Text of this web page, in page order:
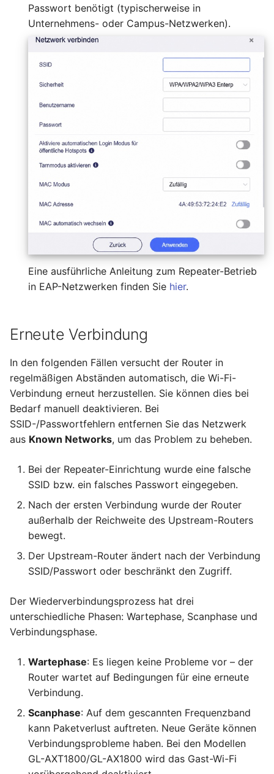
Passwort benötigt (typischerweise in
Unternehmens- oder Campus-Netzwerken).
Eine ausführliche Anleitung zum Repeater-Betrieb
in EAP-Netzwerken finden Sie hier.
Erneute Verbindung
In den folgenden Fällen versucht der Router in
regelmäßigen Abständen automatisch, die Wi-Fi-
Verbindung erneut herzustellen. Sie können dies bei
Bedarf manuell deaktivieren. Bei
SSID-/Passwortfehlern entfernen Sie das Netzwerk
aus Known Networks, um das Problem zu beheben.
Bei der Repeater-Einrichtung wurde eine falsche
SSID bzw. ein falsches Passwort eingegeben.
Nach der ersten Verbindung wurde der Router
außerhalb der Reichweite des Upstream-Routers
bewegt.
Der Upstream-Router ändert nach der Verbindung
SSID/Passwort oder beschränkt den Zugriff.
Der Wiederverbindungsprozess hat drei
unterschiedliche Phasen: Wartephase, Scanphase und
Verbindungsphase.
Wartephase: Es liegen keine Probleme vor – der
Router wartet auf Bedingungen für eine erneute
Verbindung.
Scanphase: Auf dem gescannten Frequenzband
kann Paketverlust auftreten. Neue Geräte können
Verbindungsprobleme haben. Bei den Modellen
GL-AXT1800/GL-AX1800 wird das Gast-Wi-Fi